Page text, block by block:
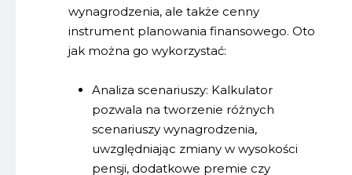
wynagrodzenia, ale także cenny
instrument planowania finansowego. Oto
jak można go wykorzystać:
Analiza scenariuszy: Kalkulator
pozwala na tworzenie różnych
scenariuszy wynagrodzenia,
uwzględniając zmiany w wysokości
pensji, dodatkowe premie czy